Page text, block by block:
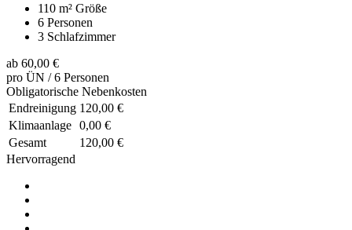
110 m² Größe
6 Personen
3 Schlafzimmer
ab 60,00 €
pro ÜN / 6 Personen
Obligatorische Nebenkosten
Endreinigung 120,00 €
Klimaanlage 0,00 €
Gesamt
120,00 €
Hervorragend